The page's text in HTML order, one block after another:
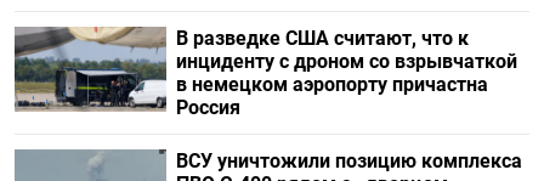
В разведке США считают, что к
инциденту с дроном со взрывчаткой
в немецком аэропорту причастна
Россия
ВСУ уничтожили позицию комплекса